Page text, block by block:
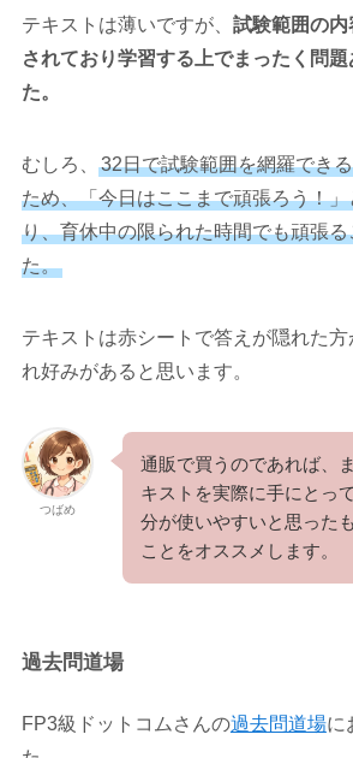
テキストは薄いですが、 試験範囲の
されており学習する上でまったく問
た。
むしろ、
32日で試験範囲を網羅でき
ため、「今日はここまで頑張ろう！
り、育休中の限られた時間でも頑張
た。
テキストは赤シートで答えが隠れた
れ好みがあると思います。
つばめ
通販で買うのであれば、
キストを実際に手にとっ
分が使いやすいと思った
ことをオススメします。
過去問道場
FP3級ドットコムさんの過去問道場に